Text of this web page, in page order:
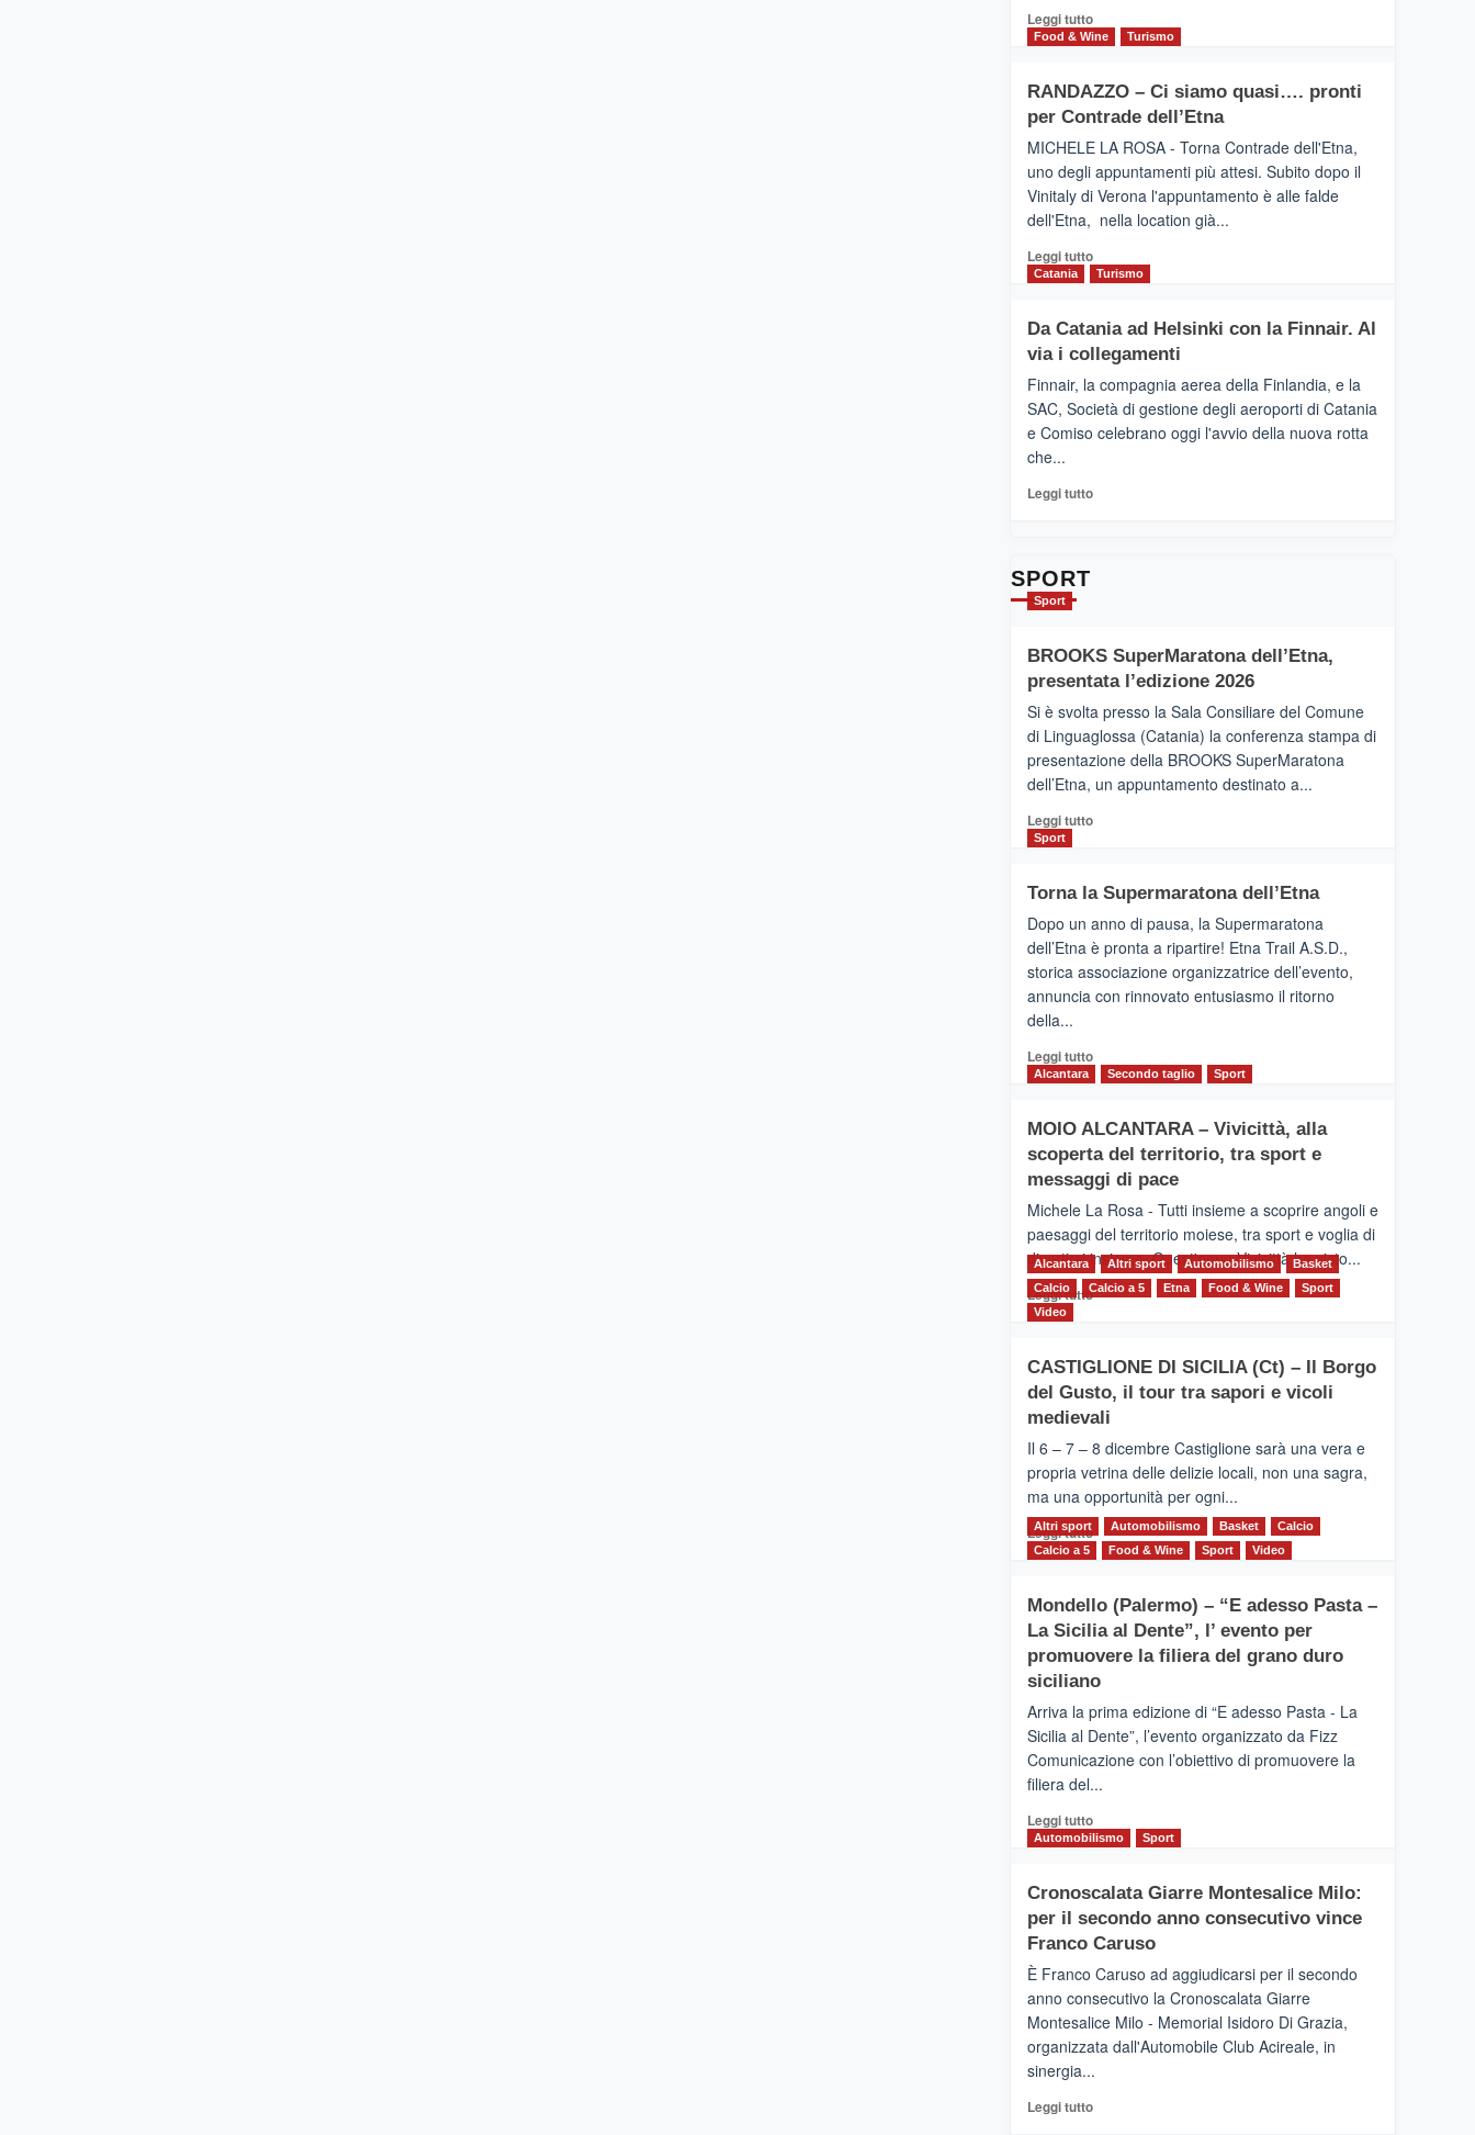
PRESENTA
IL
SUMMER
BOOK
CLUB
Leggi tuttoLeggi
di
VIAGRANDE
(Ct)
–
presenta
“Vino
&
2026”.
Le
dell’enoturismo
sull’Etna
Food & Wine Turismo
RANDAZZO – Ci siamo quasi…. pronti
per Contrade dell’Etna
MICHELE LA ROSA - Torna Contrade dell'Etna,
uno degli appuntamenti più attesi. Subito dopo il
Vinitaly di Verona l'appuntamento è alle falde
dell'Etna, nella location già...
Leggi tuttoLeggi
di
RANDAZZO
–
siamo
quasi….
pronti
dell’Etna
Catania Turismo
Da Catania ad Helsinki con la Finnair. Al
via i collegamenti
Finnair, la compagnia aerea della Finlandia, e la
SAC, Società di gestione degli aeroporti di Catania
e Comiso celebrano oggi l'avvio della nuova rotta
che...
Leggi tuttoLeggi
con
la
Al
via
i
collegamenti
SPORT
Sport
BROOKS SuperMaratona dell’Etna,
presentata l’edizione 2026
Si è svolta presso la Sala Consiliare del Comune
di Linguaglossa (Catania) la conferenza stampa di
presentazione della BROOKS SuperMaratona
dell’Etna, un appuntamento destinato a...
Leggi tuttoLeggi
BROOKS
SuperMaratona
dell’Etna,
presentata
l’edizione
2026
Sport
Torna la Supermaratona dell’Etna
Dopo un anno di pausa, la Supermaratona
dell’Etna è pronta a ripartire! Etna Trail A.S.D.,
storica associazione organizzatrice dell’evento,
annuncia con rinnovato entusiasmo il ritorno
della...
Leggi tuttoLeggi
Torna
la
Supermaratona
Alcantara Secondo taglio Sport
MOIO ALCANTARA – Vivicittà, alla
scoperta del territorio, tra sport e
messaggi di pace
Michele La Rosa - Tutti insieme a scoprire angoli e
paesaggi del territorio moiese, tra sport e voglia di
divertirsi insieme. Quest'anno Vivicittà ha visto...
Leggi tuttoLeggi
MOIO
ALCANTARA
–
alla
scoperta
del
territorio,
tra
sport
messaggi
di
Alcantara Altri sport Automobilismo
Basket
Calcio
Calcio a 5 Etna Food & Wine
Sport
Video
CASTIGLIONE DI SICILIA (Ct) – Il Borgo
del Gusto, il tour tra sapori e vicoli
medievali
Il 6 – 7 – 8 dicembre Castiglione sarà una vera e
propria vetrina delle delizie locali, non una sagra,
ma una opportunità per ogni...
Leggi tuttoLeggi
CASTIGLIONE
DI
SICILIA
(Ct)
Il
Borgo
del
tour
tra
vicoli
medievali
Altri sport Automobilismo Basket
Calcio
Calcio a 5
Food & Wine Sport Video
Mondello (Palermo) – “E adesso Pasta –
La Sicilia al Dente”, l’ evento per
promuovere la filiera del grano duro
siciliano
Arriva la prima edizione di “E adesso Pasta - La
Sicilia al Dente”, l’evento organizzato da Fizz
Comunicazione con l’obiettivo di promuovere la
filiera del...
Leggi tuttoLeggi
di
Mondello
(Palermo)
–
adesso
Pasta
–
La
Dente”,
Automobilismo Sport
Cronoscalata Giarre Montesalice Milo:
per il secondo anno consecutivo vince
Franco Caruso
È Franco Caruso ad aggiudicarsi per il secondo
anno consecutivo la Cronoscalata Giarre
Montesalice Milo - Memorial Isidoro Di Grazia,
organizzata dall'Automobile Club Acireale, in
sinergia...
Leggi tuttoLeggi